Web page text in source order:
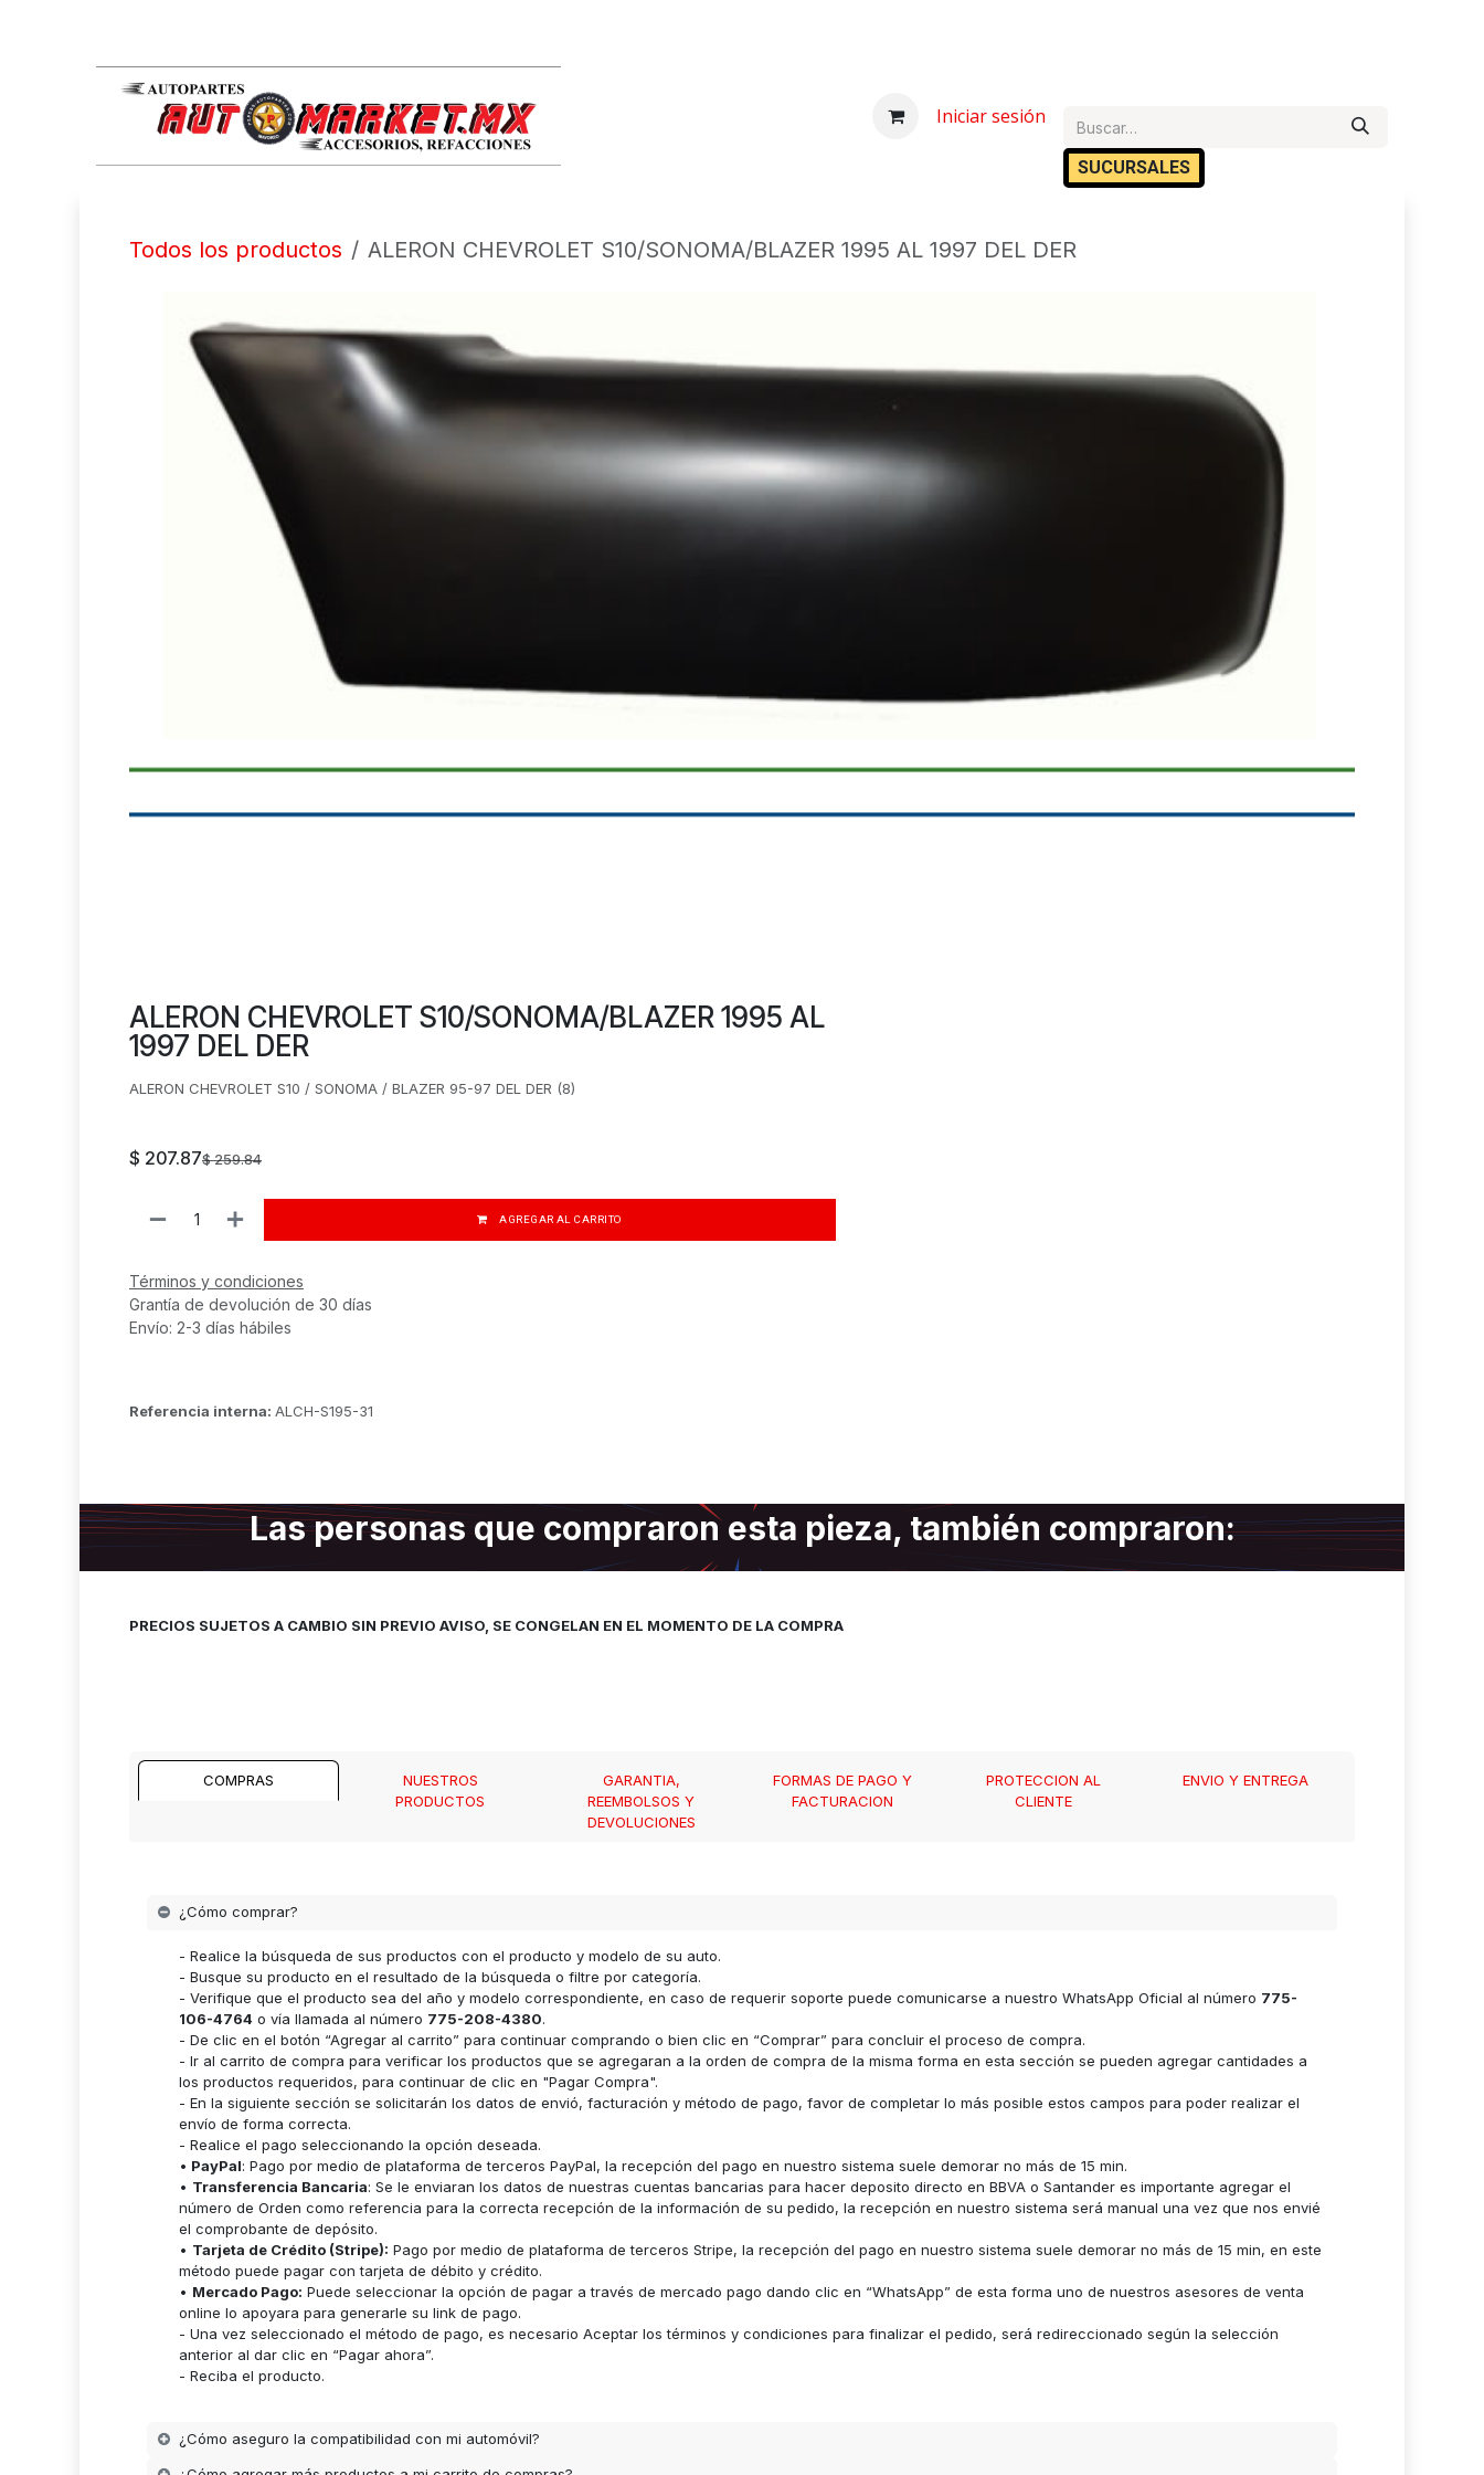
Centro de Ayuda Cita Contáctanos
Iniciar sesión
SUCURSA​​LES
Todos los productos ALERON CHEVROLET S10/SONOMA/BLAZER 1995 AL 1997 DEL DER
ALERON CHEVROLET S10/SONOMA/BLAZER 1995 AL
1997 DEL DER
ALERON CHEVROLET S10 / SONOMA / BLAZER 95-97 DEL DER (8)
$ 207.87$259.84
AGREGAR AL CARRITO
Términos y condiciones
Grantía de devolución de 30 días
Envío: 2-3 días hábiles
Referencia interna: ALCH-S195-31
Las personas que compraron esta pieza, también compraron:
PRECIOS SUJETOS A CAMBIO SIN PREVIO AVISO, SE CONGELAN EN EL MOMENTO DE LA COMPRA
COMPRAS
NUESTROS
PRODUCTOS
GARANTIA,
REEMBOLSOS Y
DEVOLUCIONES
FORMAS DE PAGO Y
FACTURACION
PROTECCION AL
CLIENTE
ENVIO Y ENTREGA
¿Cómo comprar?
- Realice la búsqueda de sus productos con el producto y modelo de su auto.
- Busque su producto en el resultado de la búsqueda o filtre por categoría.
- Verifique que el producto sea del año y modelo correspondiente, en caso de requerir soporte puede comunicarse a nuestro WhatsApp Oficial al número 775-
106-4764 o vía llamada al número 775-208-4380.
- De clic en el botón “Agregar al carrito” para continuar comprando o bien clic en “Comprar” para concluir el proceso de compra.
- Ir al carrito de compra para verificar los productos que se agregaran a la orden de compra de la misma forma en esta sección se pueden agregar cantidades a
los productos requeridos, para continuar de clic en "Pagar Compra".
- En la siguiente sección se solicitarán los datos de envió, facturación y método de pago, favor de completar lo más posible estos campos para poder realizar el
envío de forma correcta.
- Realice el pago seleccionando la opción deseada.
• PayPal: Pago por medio de plataforma de terceros PayPal, la recepción del pago en nuestro sistema suele demorar no más de 15 min.
• Transferencia Bancaria: Se le enviaran los datos de nuestras cuentas bancarias para hacer deposito directo en BBVA o Santander es importante agregar el
número de Orden como referencia para la correcta recepción de la información de su pedido, la recepción en nuestro sistema será manual una vez que nos envié
el comprobante de depósito.
• Tarjeta de Crédito (Stripe): Pago por medio de plataforma de terceros Stripe, la recepción del pago en nuestro sistema suele demorar no más de 15 min, en este
método puede pagar con tarjeta de débito y crédito.
• Mercado Pago: Puede seleccionar la opción de pagar a través de mercado pago dando clic en “WhatsApp” de esta forma uno de nuestros asesores de venta
online lo apoyara para generarle su link de pago.
- Una vez seleccionado el método de pago, es necesario Aceptar los términos y condiciones para finalizar el pedido, será redireccionado según la selección
anterior al dar clic en “Pagar ahora”.
- Reciba el producto.
¿Cómo aseguro la compatibilidad con mi automóvil?